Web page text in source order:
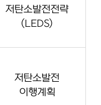
저탄소발전전략
(LEDS)
저탄소발전
이행계획